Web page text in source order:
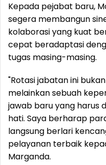
Kepada pejabat baru,
segera membangun
kolaborasi yang kuat
cepat beradaptasi
tugas masing-masing.
"Rotasi jabatan ini
melainkan sebuah
jawab baru yang harus
hati. Saya berharap
langsung berlari
pelayanan terbaik
Marganda.